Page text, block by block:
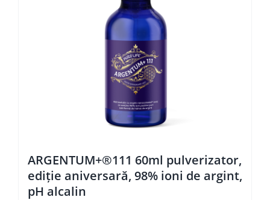
ARGENTUM+®111 60ml pulverizator,
ediţie aniversară, 98% ioni de argint,
pH alcalin